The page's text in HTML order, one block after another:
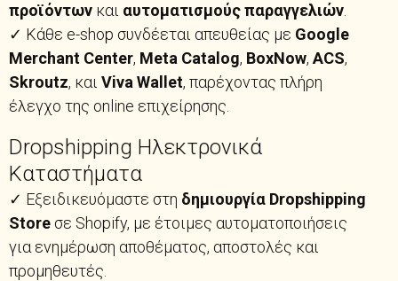
προϊόντων και αυτοματισμούς παραγγελιών.
✓ Κάθε e-shop συνδέεται απευθείας με Google
Merchant Center, Meta Catalog, BoxNow, ACS,
Skroutz, και Viva Wallet, παρέχοντας πλήρη
έλεγχο της online επιχείρησης.
Dropshipping Ηλεκτρονικά
Καταστήματα
✓ Εξειδικευόμαστε στη δημιουργία Dropshipping
Store σε Shopify, με έτοιμες αυτοματοποιήσεις
για ενημέρωση αποθέματος, αποστολές και
προμηθευτές.